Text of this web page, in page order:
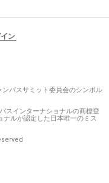
ン
パスサミット委員会のシンボル
スインターナショナルの商標登
ルが認定した日本唯一のミス